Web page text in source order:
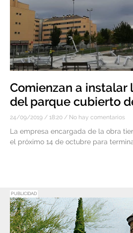
Comienzan a
del parque cubierto
24/09/2019 18:20 No hay comentarios
La empresa encargada de la obra
el próximo 14 de octubre para
PUBLICIDAD